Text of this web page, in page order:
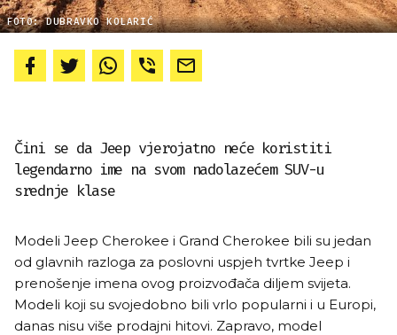
FOTO: DUBRAVKO KOLARIĆ
Čini se da Jeep vjerojatno neće koristiti
legendarno ime na svom nadolazećem SUV-u
srednje klase
Modeli Jeep Cherokee i Grand Cherokee bili su jedan
od glavnih razloga za poslovni uspjeh tvrtke Jeep i
prenošenje imena ovog proizvođača diljem svijeta.
Modeli koji su svojedobno bili vrlo popularni i u Europi,
danas nisu više prodajni hitovi. Zapravo, model